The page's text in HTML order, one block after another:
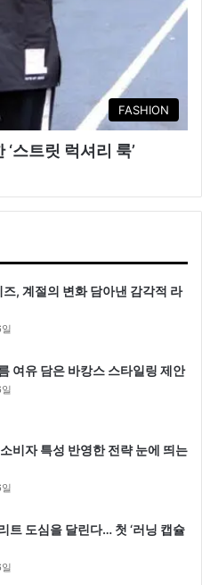
FASHION
스트릿 럭셔리 룩’
, 계절의 변화 담아낸 감각적 라
여유 담은 바캉스 스타일링 제안
비자 특성 반영한 전략 눈에 띄는
트 도심을 달린다… 첫 ‘러닝 캡슐